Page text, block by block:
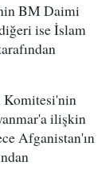
BM Daimi
ise İslam
ilişkin
Afganistan'ın